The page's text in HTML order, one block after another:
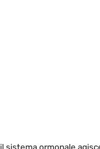
sistema ormonale